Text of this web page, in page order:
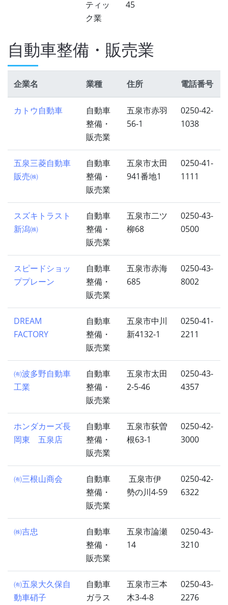
ティッ
ク業
45
自動車整備・販売業
企業名 業種 住所 電話番号
カトウ自動車
自動車
整備・
販売業
五泉市赤羽
56-1
0250-42-
1038
五泉三菱自動車
販売㈱
自動車
整備・
販売業
五泉市太田
941番地1
0250-41-
1111
スズキトラスト
新潟㈱
自動車
整備・
販売業
五泉市二ツ
柳68
0250-43-
0500
スピードショッ
ププレーン
自動車
整備・
販売業
五泉市赤海
685
0250-43-
8002
DREAM
FACTORY
自動車
整備・
販売業
五泉市中川
新4132-1
0250-41-
2211
㈲波多野自動車
工業
自動車
整備・
販売業
五泉市太田
2-5-46
0250-43-
4357
ホンダカーズ長
岡東 五泉店
自動車
整備・
販売業
五泉市荻曽
根63-1
0250-42-
3000
㈲三根山商会
自動車
整備・
販売業
五泉市伊
勢の川4-59
0250-42-
6322
㈱吉忠
自動車
整備・
販売業
五泉市論瀬
14
0250-43-
3210
㈲五泉大久保自
動車硝子
自動車
ガラス
五泉市三本
木3-4-8
0250-43-
2276